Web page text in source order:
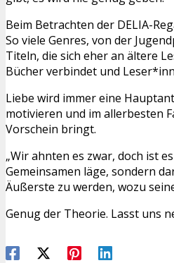
Beim Betrachten der DELIA-
So viele Genres, von der
Titeln, die sich eher an ältere
Bücher verbindet und
Liebe wird immer eine
motivieren und im allerbesten
Vorschein bringt.
„Wir ahnten es zwar, doch ist
Gemeinsamen läge, sondern
Äußerste zu werden, wozu
Genug der Theorie. Lasst uns